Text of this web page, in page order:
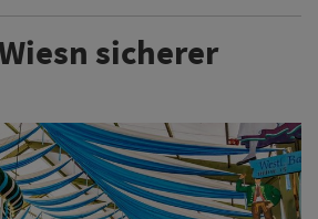
sicherer